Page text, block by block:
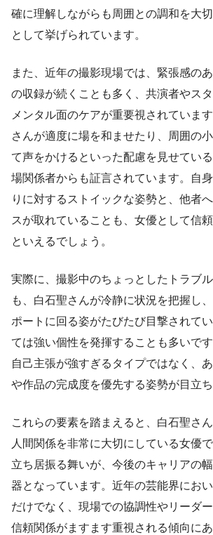
確に理解しながらも周囲との調和を大
として挙げられています。
また、近年の撮影現場では、緊張感の
の収録が続くことも多く、共演者やス
メンタル面のケアが重要視されていま
さんが適度に場を和ませたり、周囲の
て声をかけるといった配慮を見せてい
場関係者からも証言されています。自
りに対するストイックな姿勢と、他者
スが取れていることも、女優として信
といえるでしょう。
実際に、撮影中のちょっとしたトラブ
も、白石聖さんが冷静に状況を把握し
ポートに回る姿がたびたび目撃されて
ては強い個性を発揮することも多いで
自己主張が強すぎるタイプではなく、
や作品の完成度を優先する姿勢が目立ち
これらの要素を踏まえると、白石聖さ
人間関係を非常に大切にしている女優
立ち居振る舞いが、今後のキャリアの
器となっています。近年の芸能界にお
だけでなく、現場での協調性やリーダ
信頼関係がますます重視される傾向に